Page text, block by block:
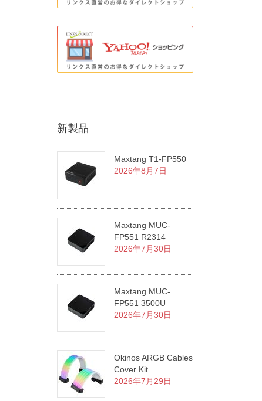
新製品
Maxtang T1-FP550
2026年8月7日
Maxtang MUC-
FP551 R2314
2026年7月30日
Maxtang MUC-
FP551 3500U
2026年7月30日
Okinos ARGB Cables
Cover Kit
2026年7月29日